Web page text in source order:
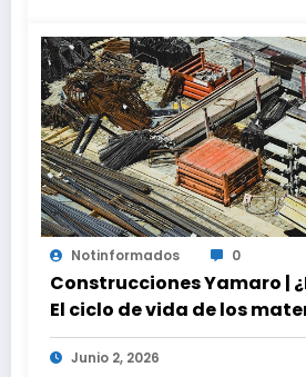
Notinformados 0
Construcciones Yamaro |
El ciclo de vida de los
construcción revoluciona
en proyectos modernos
Junio 2, 2026